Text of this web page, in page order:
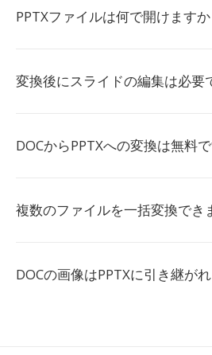
PPTXファイルは何で開けますか
変換後にスライドの編集は必要
DOCからPPTXへの変換は無料
複数のファイルを一括変換でき
DOCの画像はPPTXに引き継が